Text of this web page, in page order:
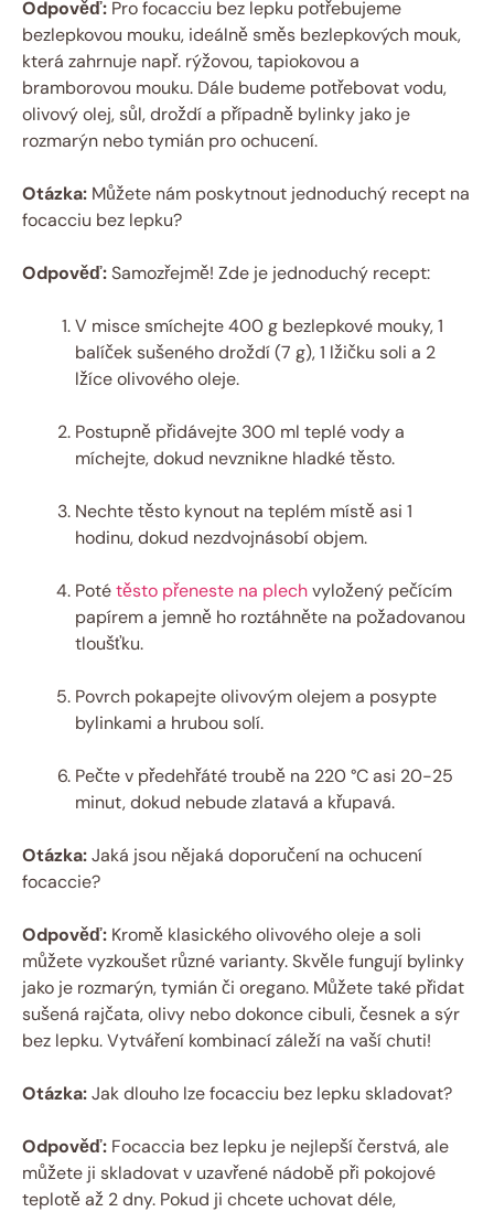
Odpověď: Pro focacciu bez lepku potřebujeme
bezlepkovou mouku, ideálně směs bezlepkových mouk,
která zahrnuje např. rýžovou, tapiokovou a
bramborovou mouku. Dále budeme potřebovat vodu,
olivový olej, sůl, droždí a případně bylinky jako je
rozmarýn nebo tymián pro ochucení.
Otázka: Můžete nám poskytnout jednoduchý recept na
focacciu bez lepku?
Odpověď:Samozřejmě! Zde je jednoduchý recept:
V misce smíchejte 400 g bezlepkové mouky, 1
balíček sušeného droždí (7 g), 1 lžičku soli a 2
lžíce olivového oleje.
Postupně přidávejte 300 ml teplé vody a
míchejte, dokud nevznikne hladké těsto.
Nechte těsto kynout na teplém místě asi 1
hodinu, dokud nezdvojnásobí objem.
Potétěsto přeneste na plechvyložený pečícím
papírem a jemně ho roztáhněte na požadovanou
tloušťku.
Povrch pokapejte olivovým olejem a posypte
bylinkami a hrubou solí.
Pečte v předehřáté troubě na 220 °C asi 20-25
minut, dokud nebude zlatavá a křupavá.
Otázka:Jaká jsou nějaká doporučení na ochucení
focaccie?
Odpověď: Kromě klasického olivového oleje a soli
můžete vyzkoušet různé varianty. Skvěle fungují bylinky
jako je rozmarýn, tymián či oregano. Můžete také přidat
sušená rajčata, olivy nebo dokonce cibuli, česnek a sýr
bez lepku. Vytváření kombinací záleží na vaší chuti!
Otázka:Jak dlouho lze focacciu bez lepku skladovat?
Odpověď: Focaccia bez lepku je nejlepší čerstvá, ale
můžete ji skladovat v uzavřené nádobě při pokojové
teplotě až 2 dny. Pokud ji chcete uchovat déle,